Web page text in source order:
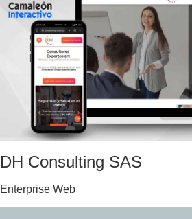
DH Consulting SAS
Enterprise Web